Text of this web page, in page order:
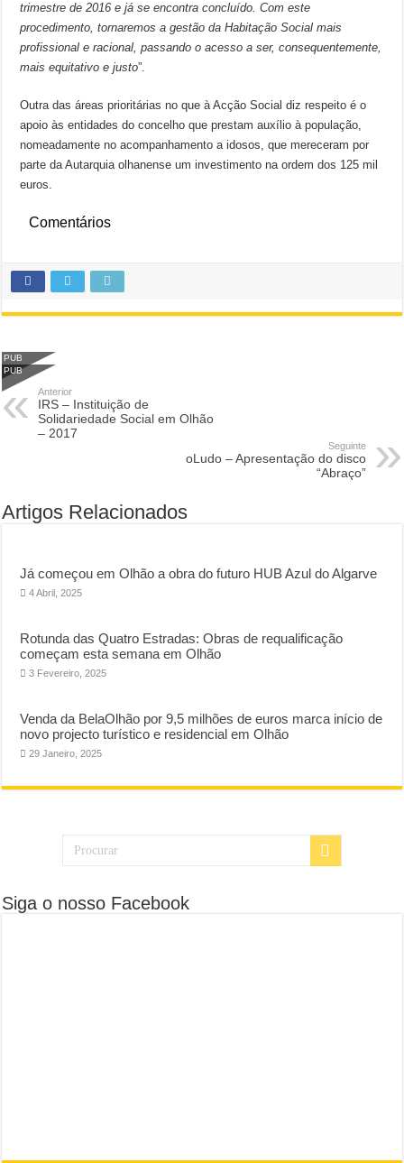
trimestre de 2016 e já se encontra concluído. Com este
procedimento, tornaremos a gestão da Habitação Social mais
profissional e racional, passando o acesso a ser, consequentemente,
mais equitativo e justo”.
Outra das áreas prioritárias no que à Acção Social diz respeito é o
apoio às entidades do concelho que prestam auxílio à população,
nomeadamente no acompanhamento a idosos, que mereceram por
parte da Autarquia olhanense um investimento na ordem dos 125 mil
euros.
Comentários
PUB
PUB
Anterior
IRS – Instituição de
Solidariedade Social em Olhão
– 2017
Seguinte
oLudo – Apresentação do disco
“Abraço”
Artigos Relacionados
Já começou em Olhão a obra do futuro HUB Azul do Algarve
4 Abril, 2025
Rotunda das Quatro Estradas: Obras de requalificação
começam esta semana em Olhão
3 Fevereiro, 2025
Venda da BelaOlhão por 9,5 milhões de euros marca início de
novo projecto turístico e residencial em Olhão
29 Janeiro, 2025
Siga o nosso Facebook